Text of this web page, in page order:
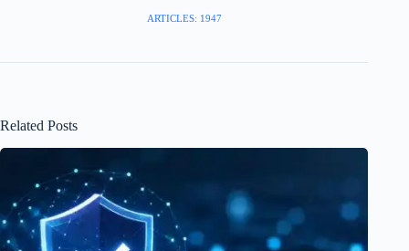
ARTICLES: 1947
Related Posts